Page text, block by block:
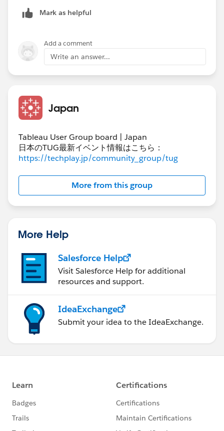
Mark as helpful
Add a comment
Write an answer...
Japan
Tableau User Group board | Japan
日本のTUG最新イベント情報はこちら：
https://techplay.jp/community_group/tug
More from this group
More Help
Salesforce Help
Visit Salesforce Help for additional
resources and support.
IdeaExchange
Submit your idea to the IdeaExchange.